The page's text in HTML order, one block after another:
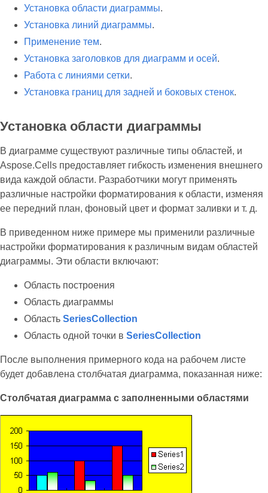
Установка области диаграммы.
Установка линий диаграммы.
Применение тем.
Установка заголовков для диаграмм и осей.
Работа с линиями сетки.
Установка границ для задней и боковых стенок.
Установка области диаграммы
В диаграмме существуют различные типы областей, и
Aspose.Cells предоставляет гибкость изменения внешнего
вида каждой области. Разработчики могут применять
различные настройки форматирования к области, изменяя
ее передний план, фоновый цвет и формат заливки и т. д.
В приведенном ниже примере мы применили различные
настройки форматирования к различным видам областей
диаграммы. Эти области включают:
Область построения
Область диаграммы
Область SeriesCollection
Область одной точки в SeriesCollection
После выполнения примерного кода на рабочем листе
будет добавлена столбчатая диаграмма, показанная ниже:
Столбчатая диаграмма с заполненными областями